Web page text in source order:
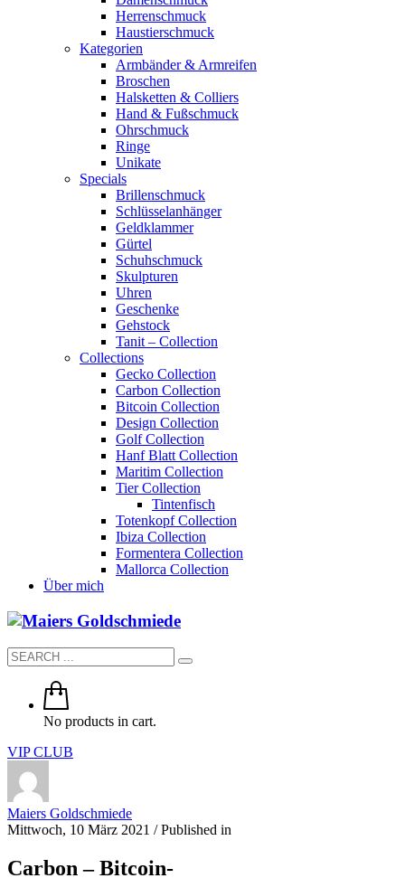
Herrenschmuck
Haustierschmuck
Kategorien
Armbänder & Armreifen
Broschen
Halsketten & Colliers
Hand & Fußschmuck
Ohrschmuck
Ringe
Unikate
Specials
Brillenschmuck
Schlüsselanhänger
Geldklammer
Gürtel
Schuhschmuck
Skulpturen
Uhren
Geschenke
Gehstock
Tanit – Collection
Collections
Gecko Collection
Carbon Collection
Bitcoin Collection
Design Collection
Golf Collection
Hanf Blatt Collection
Maritim Collection
Tier Collection
Tintenfisch
Totenkopf Collection
Ibiza Collection
Formentera Collection
Mallorca Collection
Über mich
No products in cart.
VIP CLUB
Maiers Goldschmiede
Mittwoch, 10 März 2021 /Published in
Carbon – Bitcoin-